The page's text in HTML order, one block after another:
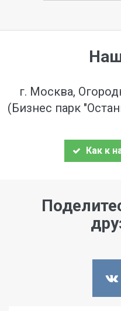
г. Москва,
(Бизнес парк
Как к